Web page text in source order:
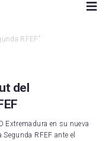
RFEF”
del
Extremadura en su nueva
RFEF ante el